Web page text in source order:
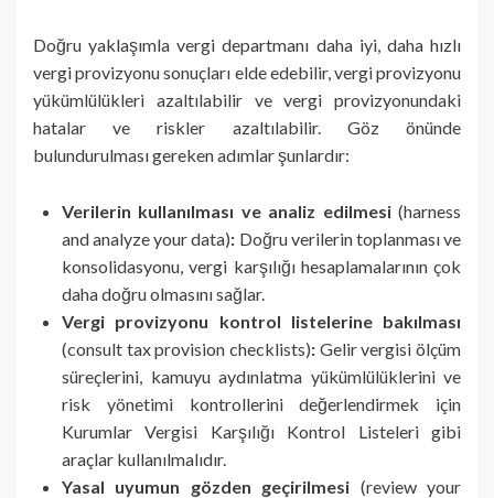
Doğru yaklaşımla vergi departmanı daha iyi, daha hızlı
vergi provizyonu sonuçları elde edebilir, vergi provizyonu
yükümlülükleri azaltılabilir ve vergi provizyonundaki
hatalar ve riskler azaltılabilir. Göz önünde
bulundurulması gereken adımlar şunlardır:
Verilerin kullanılması ve analiz edilmesi(harness
and analyze your data): Doğru verilerin toplanması ve
konsolidasyonu, vergi karşılığı hesaplamalarının çok
daha doğru olmasını sağlar.
Vergi provizyonu kontrol listelerine bakılması
(consult tax provision checklists): Gelir vergisi ölçüm
süreçlerini, kamuyu aydınlatma yükümlülüklerini ve
risk yönetimi kontrollerini değerlendirmek için
Kurumlar Vergisi Karşılığı Kontrol Listeleri gibi
araçlar kullanılmalıdır.
Yasal uyumun gözden geçirilmesi (review your